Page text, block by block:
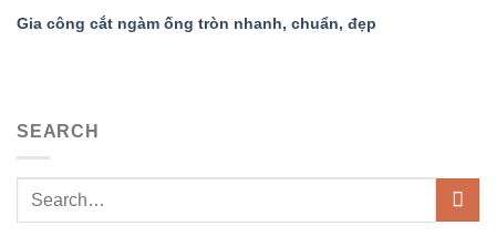
Gia công cắt ngàm ống tròn nhanh, chuẩn, đẹp
SEARCH